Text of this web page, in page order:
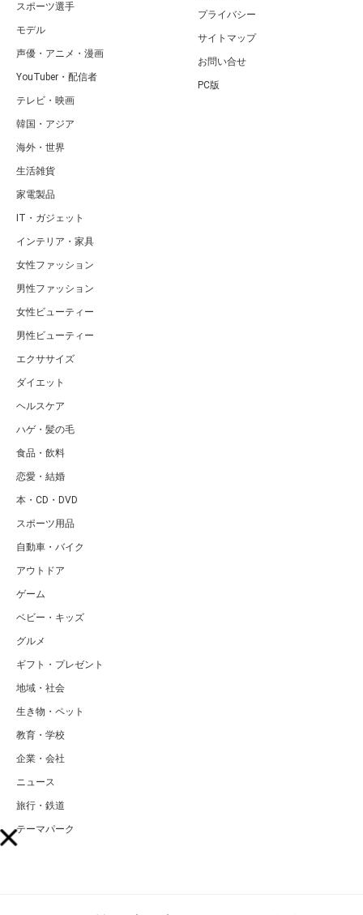
スポーツ選手
モデル
声優・アニメ・漫画
YouTuber・配信者
テレビ・映画
韓国・アジア
海外・世界
生活雑貨
家電製品
IT・ガジェット
インテリア・家具
女性ファッション
男性ファッション
女性ビューティー
男性ビューティー
エクササイズ
ダイエット
ヘルスケア
ハゲ・髪の毛
食品・飲料
恋愛・結婚
本・CD・DVD
スポーツ用品
自動車・バイク
アウトドア
ゲーム
ベビー・キッズ
グルメ
ギフト・プレゼント
地域・社会
生き物・ペット
教育・学校
企業・会社
ニュース
旅行・鉄道
テーマパーク
プライバシー
サイトマップ
お問い合せ
PC版